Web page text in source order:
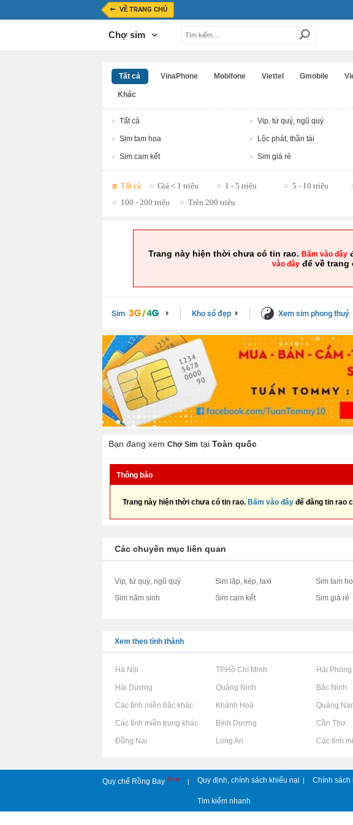
VỀ TRANG CHỦ
Chợ sim
Tất cả VinaPhone Mobifone Viettel Gmobile
Khác
Tất cả Vip, tứ quý, ngũ quý
Sim tam hoa Lộc phát, thần tài
Sim cam kết Sim giá rẻ
Tất cả Giá < 1 triệu 1 - 5 triệu 5 - 10 triệu
100 - 200 triệu
Trên 200 triệu
Trang này hiện thời chưa có tin rao. Bấm vào đây
vào đây để về trang
Sim Kho số đẹp Xem sim phong thuỷ
Bạn đang xem Chợ Sim tại Toàn quốc
Thông báo
Trang này hiện thời chưa có tin rao. Bấm vào đây để đăng tin rao
Các chuyên mục liên quan
Vip, tứ quý, ngũ quý Sim lặp, kép, taxi Sim tam
Sim năm sinh
Sim cam kết Sim giá rẻ
Xem theo tỉnh thành
Rao vặt tại Hà Nội Rao vặt tại TP.Hồ Chí Minh Rao vặt tại Hải Phòng
Rao vặt tại Hải Dương Rao vặt tại Quảng Ninh Rao vặt tại Bắc Ninh
Rao vặt tại Các tỉnh miền bắc khácRao vặt tại Khánh Hoà Rao vặt tại Quảng
Rao vặt tại Các tỉnh miền trung khácRao vặt tại Bình Dương Rao vặt tại Cần Thơ
Rao vặt tại Đồng Nai Rao vặt tại Long An Rao vặt tại Các tỉnh
Quy chế Rồng Bay New | Quy định, chính sách khiếu nại | Chính sách
Tìm kiếm nhanh